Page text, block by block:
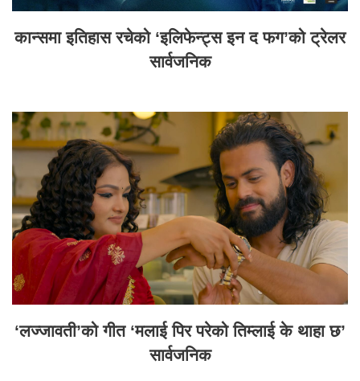
कान्समा इतिहास रचेको ‘इलिफेन्ट्स इन द फग’को ट्रेलर
सार्वजनिक
‘लज्जावती’को गीत ‘मलाई पिर परेको तिम्लाई के थाहा छ’
सार्वजनिक